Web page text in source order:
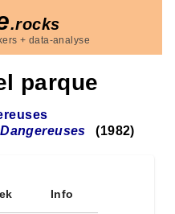
.rocks
+ data-analyse
parque
(1982)
Info